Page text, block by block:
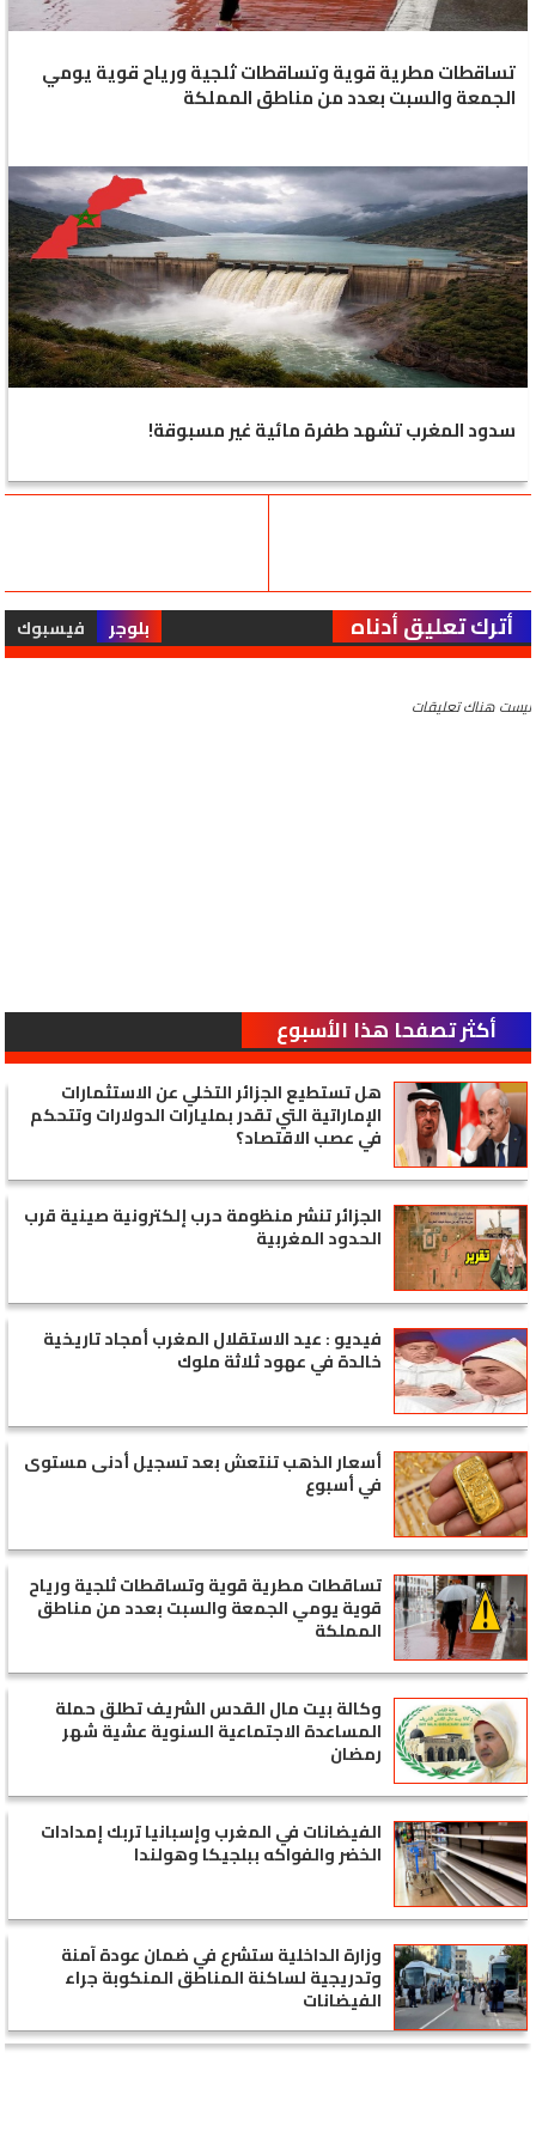
تساقطات مطرية قوية وتساقطات ثلجية ورياح قوية يومي
الجمعة والسبت بعدد من مناطق المملكة
سدود المغرب تشهد طفرة مائية غير مسبوقة!
أترك تعليق أدناه بلوجر فيسبوك
ليست هناك تعليقات
أكثر تصفحا هذا الأسبوع
هل تستطيع الجزائر التخلي عن الاستثمارات
الإماراتية التي تقدر بمليارات الدولارات وتتحكم
في عصب الاقتصاد؟
الجزائر تنشر منظومة حرب إلكترونية صينية قرب
الحدود المغربية
فيديو : عيد الاستقلال المغرب أمجاد تاريخية
خالدة في عهود ثلاثة ملوك
أسعار الذهب تنتعش بعد تسجيل أدنى مستوى
في أسبوع
تساقطات مطرية قوية وتساقطات ثلجية ورياح
قوية يومي الجمعة والسبت بعدد من مناطق
المملكة
وكالة بيت مال القدس الشريف تطلق حملة
المساعدة الاجتماعية السنوية عشية شهر
رمضان
الفيضانات في المغرب وإسبانيا تربك إمدادات
الخضر والفواكه ببلجيكا وهولندا
وزارة الداخلية ستشرع في ضمان عودة آمنة
وتدريجية لساكنة المناطق المنكوبة جراء
الفيضانات